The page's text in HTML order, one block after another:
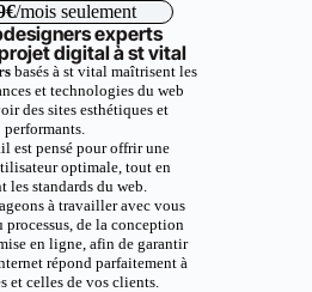
/mois seulement
experts
digital à st vital
basés à st vital maîtrisent les
et technologies du web
des sites esthétiques et
performants.
est pensé pour offrir une
optimale, tout en
les standards du web.
à travailler avec vous
de la conception
en ligne, afin de garantir
répond parfaitement à
et celles de vos clients.